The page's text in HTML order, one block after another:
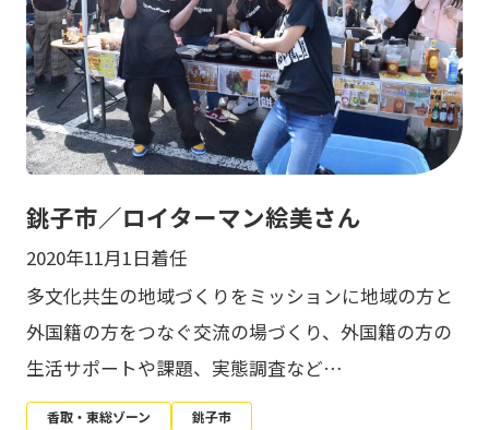
銚子市／ロイターマン絵美さん
2020年11月1日着任
多文化共生の地域づくりをミッションに地域の方と
外国籍の方をつなぐ交流の場づくり、外国籍の方の
生活サポートや課題、実態調査など…
香取・東総ゾーン 銚子市